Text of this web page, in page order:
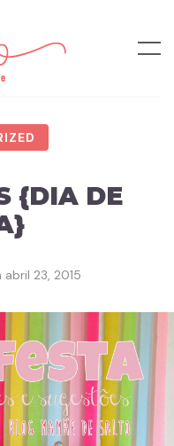
{DIA DE
abril 23, 2015